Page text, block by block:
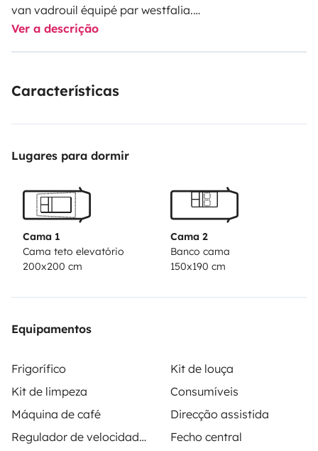
van vadrouil équipé par westfalia.
Deux lits doubles séparés offrent une capacité de
véhicule idéal pour les longs trajets en famille ou entre
Il dispose des sièges avant pivotants, une table à
avec un évier, un réfrigérateur de 40 litres et une
cuisinière à gaz, ainsi qu'une alimentation électrique de
Et une attache remorque
Possibilité d avoir portes vélos x3 en plus
Ver a descrição
Características
Lugares para dormir
Cama 1
Cama teto elevatório
200x200 cm
Cama 2
Banco cama
150x190 cm
Equipamentos
Frigorífico
Kit de louça
Kit de limpeza
Consumíveis
Máquina de café
Direcção assistida
Regulador de velocidade / Cruise Control
Fecho central